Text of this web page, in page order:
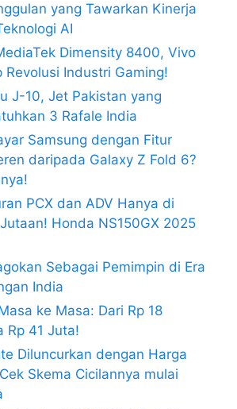
yang Tawarkan Kinerja
AI
Dimensity 8400, Vivo
Revolusi Industri Gaming!
J-10, Jet Pakistan yang
3 Rafale India
Samsung dengan Fitur
daripada Galaxy Z Fold 6?
PCX dan ADV Hanya di
Honda NS150GX 2025
Sebagai Pemimpin di Era
India
ke Masa: Dari Rp 18
Rp 41 Juta!
Diluncurkan dengan Harga
Skema Cicilannya mulai